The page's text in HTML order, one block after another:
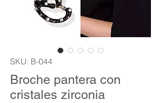
SKU: B-044
Broche pantera con
cristales zirconia